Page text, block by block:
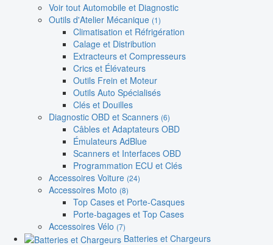
Voir tout Automobile et Diagnostic
Outils d'Atelier Mécanique (1)
Climatisation et Réfrigération
Calage et Distribution
Extracteurs et Compresseurs
Crics et Élévateurs
Outils Frein et Moteur
Outils Auto Spécialisés
Clés et Douilles
Diagnostic OBD et Scanners (6)
Câbles et Adaptateurs OBD
Émulateurs AdBlue
Scanners et Interfaces OBD
Programmation ECU et Clés
Accessoires Voiture (24)
Accessoires Moto (8)
Top Cases et Porte-Casques
Porte-bagages et Top Cases
Accessoires Vélo (7)
Batteries et Chargeurs